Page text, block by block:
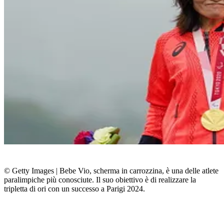
© Getty Images | Bebe Vio, scherma in carrozzina, è una delle atlete
paralimpiche più conosciute. Il suo obiettivo è di realizzare la
tripletta di ori con un successo a Parigi 2024.